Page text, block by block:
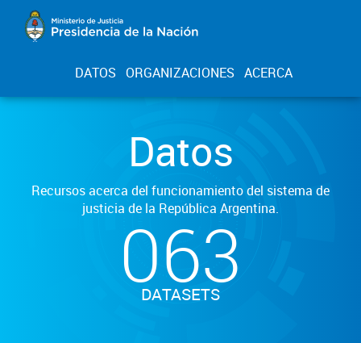
DATOS ORGANIZACIONES ACERCA
Datos
Recursos acerca del funcionamiento del sistema de
justicia de la República Argentina.
063
DATASETS